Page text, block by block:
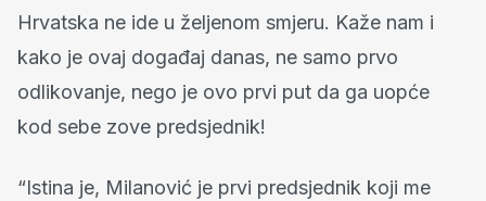
Hrvatska ne ide u željenom smjeru. Kaže nam i
kako je ovaj događaj danas, ne samo prvo
odlikovanje, nego je ovo prvi put da ga uopće
kod sebe zove predsjednik!
“Istina je, Milanović je prvi predsjednik koji me